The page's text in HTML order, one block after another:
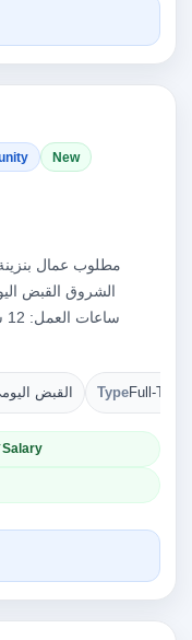
New
القبض اليومي: من 350 TypeFull-Time
Salary